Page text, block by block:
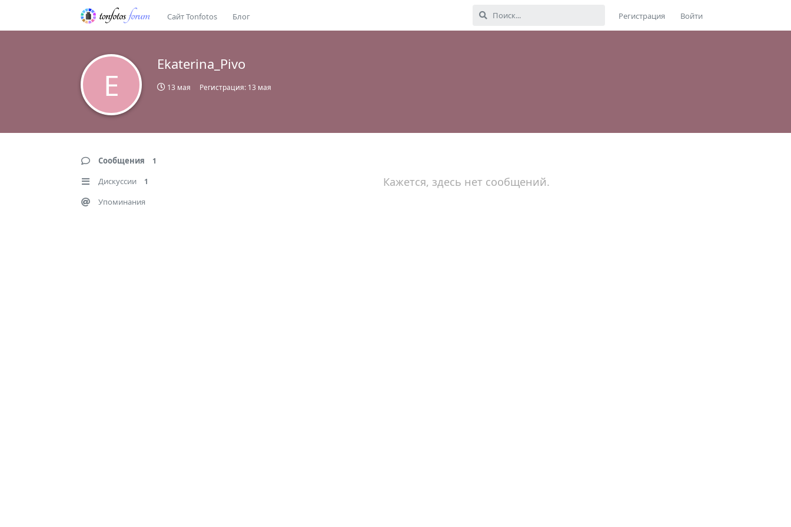
Сайт Tonfotos Блог Регистрация Войти
E
Ekaterina_Pivo
13 мая Регистрация: 13 мая
Сообщения 1
Дискуссии 1
Упоминания
Кажется, здесь нет сообщений.